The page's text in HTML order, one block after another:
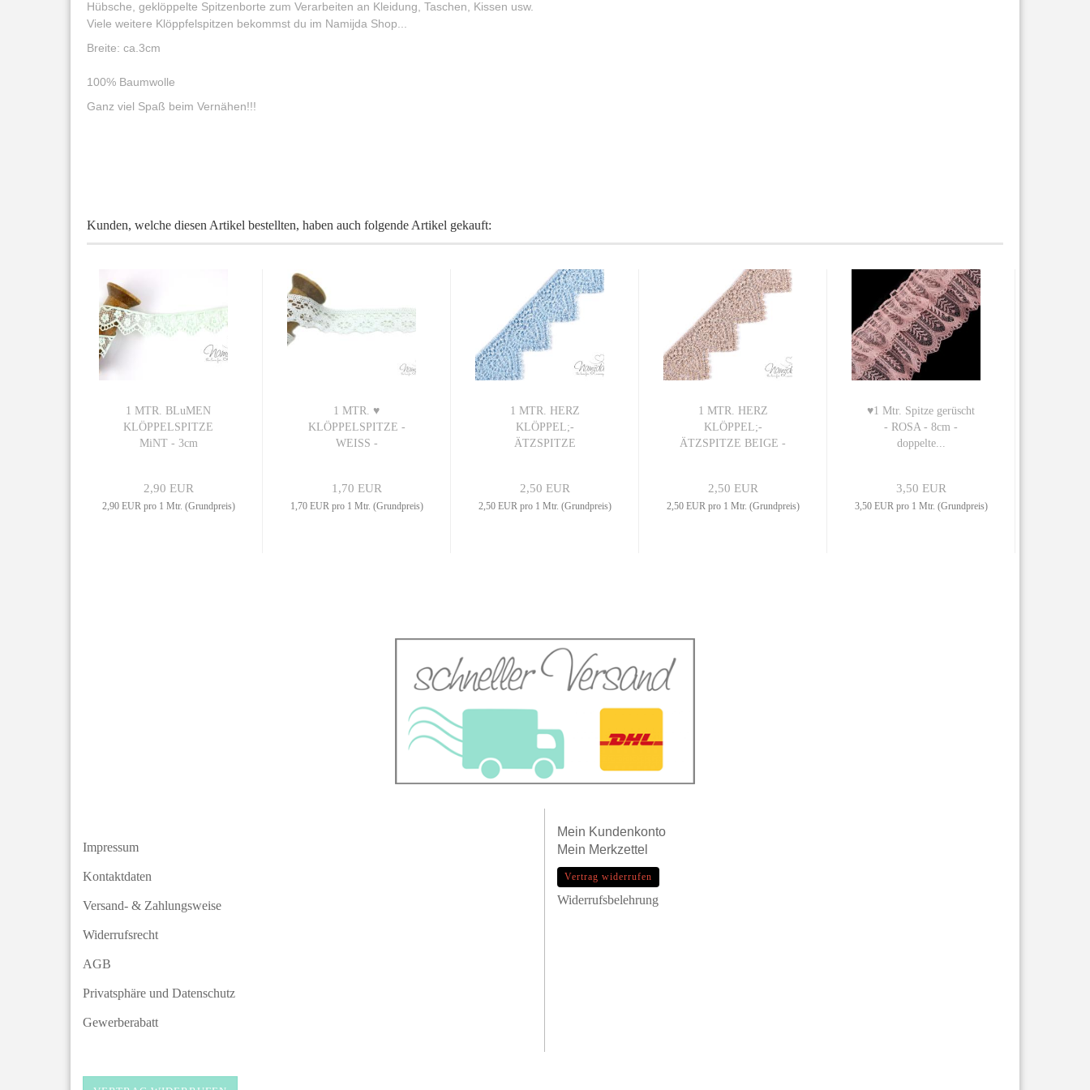
Hübsche, geklöppelte Spitzenborte zum Verarbeiten an Kleidung, Taschen, Kissen usw.
Viele weitere Klöppfelspitzen bekommst du im Namijda Shop...
Breite: ca.3cm
100% Baumwolle
Ganz viel Spaß beim Vernähen!!!
Kunden, welche diesen Artikel bestellten, haben auch folgende Artikel gekauft:
1 MTR. BLuMEN
KLÖPPELSPITZE
MiNT - 3cm
2,90 EUR
2,90 EUR pro 1 Mtr. (Grundpreis)
1 MTR. ♥
KLÖPPELSPITZE -
WEISS -
1,70 EUR
1,70 EUR pro 1 Mtr. (Grundpreis)
1 MTR. HERZ
KLÖPPEL;-
ÄTZSPITZE
2,50 EUR
2,50 EUR pro 1 Mtr. (Grundpreis)
1 MTR. HERZ
KLÖPPEL;-
ÄTZSPITZE BEIGE -
2,50 EUR
2,50 EUR pro 1 Mtr. (Grundpreis)
♥1 Mtr. Spitze gerüscht
- ROSA - 8cm -
doppelte...
3,50 EUR
3,50 EUR pro 1 Mtr. (Grundpreis)
Impressum
Kontaktdaten
Versand- & Zahlungsweise
Widerrufsrecht
AGB
Privatsphäre und Datenschutz
Gewerberabatt
Mein Kundenkonto
Mein Merkzettel
Vertrag widerrufen
Widerrufsbelehrung